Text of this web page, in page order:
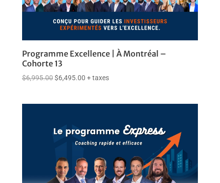
Programme Excellence | À Montréal –
Cohorte 13
$6,995.00 $6,495.00 + taxes